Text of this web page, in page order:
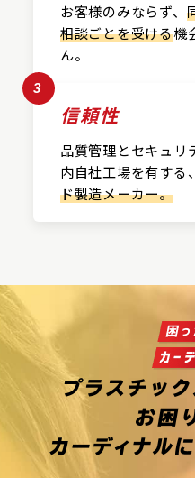
お客様のみならず、
相談ごとを受ける機
ん。
3
信頼性
品質管理とセキュリ
内自社工場を有する
ド製造メーカー。